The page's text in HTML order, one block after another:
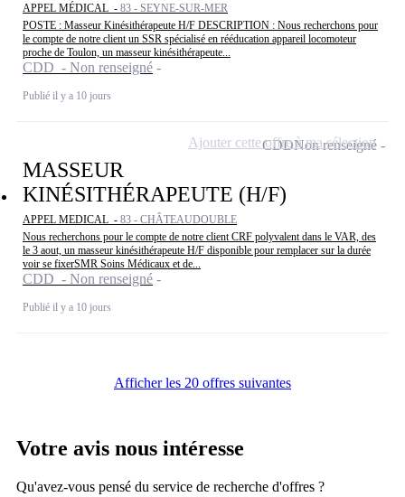
APPEL MÉDICAL - 83 - SEYNE-SUR-MER
POSTE : Masseur Kinésithérapeute H/F DESCRIPTION : Nous recherchons pour
le compte de notre client un SSR spécialisé en rééducation appareil locomoteur
proche de Toulon, un masseur kinésithérapeute...
CDD - Non renseigné
Publié il y a 10 jours
MASSEUR
KINÉSITHÉRAPEUTE (H/F)
APPEL MEDICAL - 83 - CHÂTEAUDOUBLE
Nous recherchons pour le compte de notre client CRF polyvalent dans le VAR, des
le 3 aout, un masseur kinésithérapeute H/F disponible pour remplacer sur la durée
voir se fixerSMR Soins Médicaux et de...
CDD - Non renseigné
Publié il y a 10 jours
CDDNon renseigné
Ajouter cette offre à ma sélection
Afficher les 20 offres suivantes
Votre avis nous intéresse
Qu'avez-vous pensé du service de recherche d'offres ?